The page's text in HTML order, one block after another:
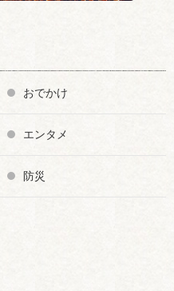
おでかけ
エンタメ
防災